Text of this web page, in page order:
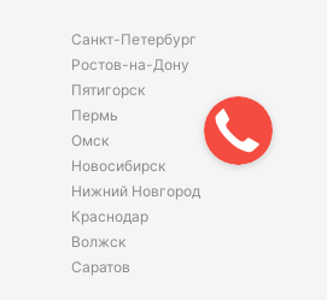
Санкт-Петербург
Ростов-на-Дону
Пятигорск
Пермь
Омск
Новосибирск
Нижний Новгород
Краснодар
Волжск
Саратов